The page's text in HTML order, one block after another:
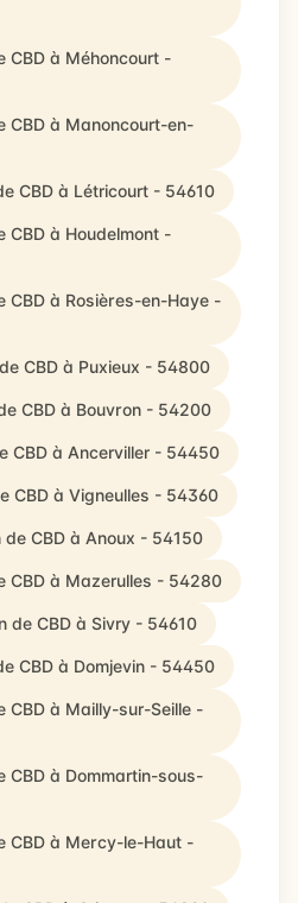
CBD à Méhoncourt -
CBD à Manoncourt-en-
CBD à Létricourt - 54610
CBD à Houdelmont -
CBD à Rosières-en-Haye -
CBD à Puxieux - 54800
CBD à Bouvron - 54200
CBD à Ancerviller - 54450
CBD à Vigneulles - 54360
CBD à Anoux - 54150
CBD à Mazerulles - 54280
de CBD à Sivry - 54610
CBD à Domjevin - 54450
CBD à Mailly-sur-Seille -
CBD à Dommartin-sous-
CBD à Mercy-le-Haut -